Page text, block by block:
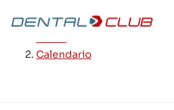
contenuto
Calendario